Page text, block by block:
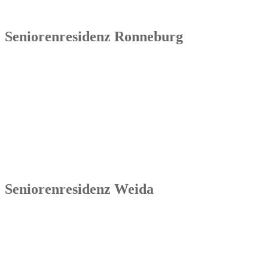
Seniorenresidenz Ronneburg
Seniorenresidenz Weida